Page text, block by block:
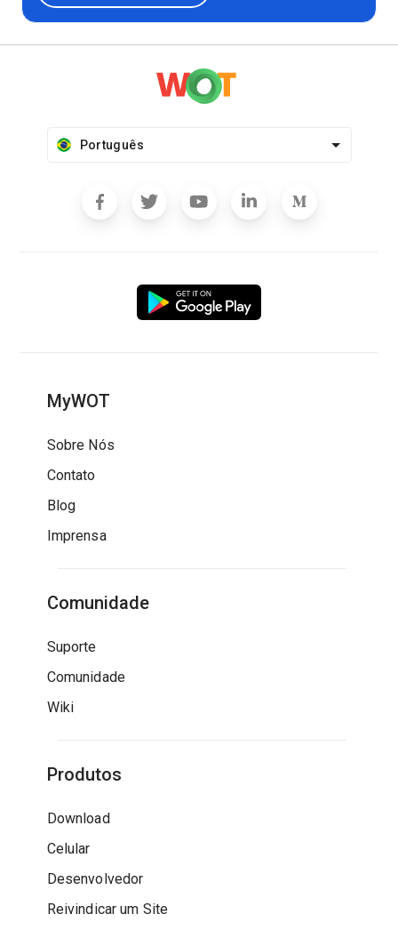
Português
MyWOT
Sobre Nós
Contato
Blog
Imprensa
Comunidade
Suporte
Comunidade
Wiki
Produtos
Download
Celular
Desenvolvedor
Reivindicar um Site